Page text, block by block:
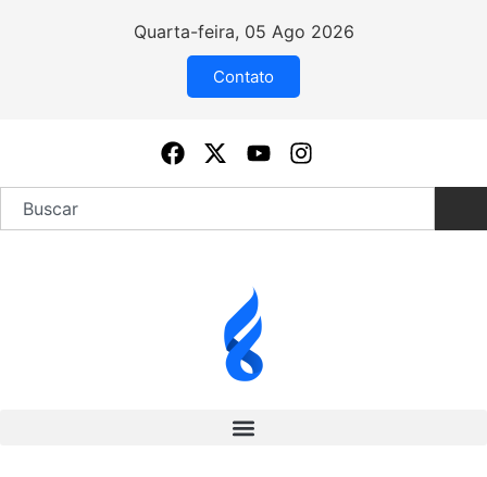
Quarta-feira, 05 Ago 2026
Contato